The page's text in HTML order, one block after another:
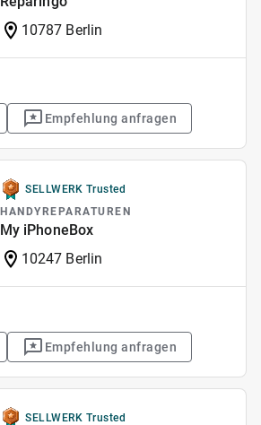
10787 Berlin
Empfehlung anfragen
SELLWERK Trusted
HANDYREPARATUREN
My iPhoneBox
10247 Berlin
Empfehlung anfragen
SELLWERK Trusted